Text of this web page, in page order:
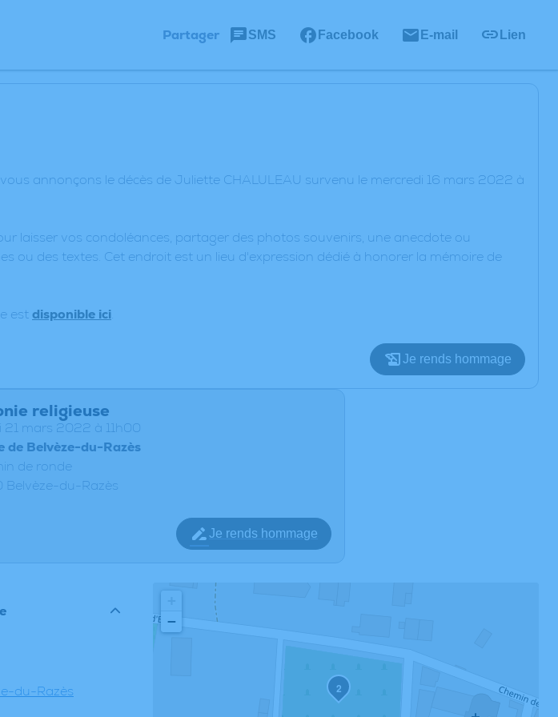
Partager SMS Facebook E-mail Lien
annonçons le décès de Juliette CHALULEAU survenu le mercredi 16 mars 2022 à
laisser vos condoléances, partager des photos souvenirs, une anecdote ou
ou des textes. Cet endroit est un lieu d'expression dédié à honorer la mémoire de
est disponible ici
Je rends hommage
religieuse
21 mars 2022 à 11h00
de Belvèze-du-Razès
de ronde
Belvèze-du-Razès
Je rends hommage
du-Razès
2
−